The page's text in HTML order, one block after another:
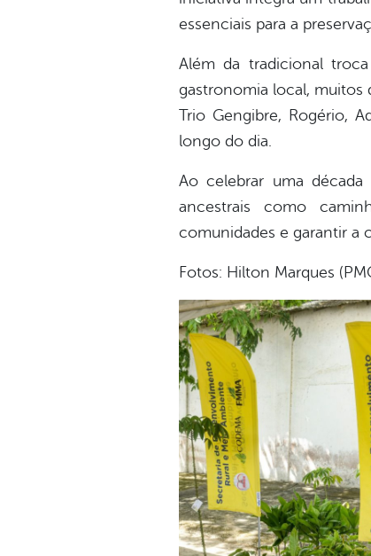
essenciais para a
Além da tradicional
gastronomia local, muitos
Trio Gengibre, Rogério,
longo do dia.
Ao celebrar uma
ancestrais como
comunidades e garantir a
Fotos: Hilton Marques